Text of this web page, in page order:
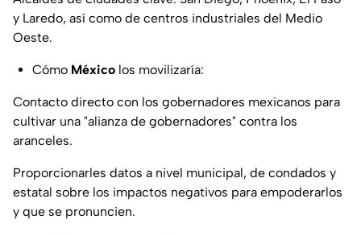
y Laredo, así como de centros industriales del Medio
Oeste.
Cómo México los movilizaría:
Contacto directo con los gobernadores mexicanos para
cultivar una "alianza de gobernadores" contra los
aranceles.
Proporcionarles datos a nivel municipal, de condados y
estatal sobre los impactos negativos para empoderarlos
y que se pronuncien.